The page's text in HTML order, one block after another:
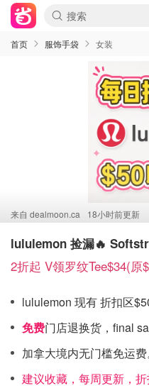
首页 服饰手袋 女装
来自 dealmoon.ca 18小时前更新
lululemon 捡漏🔥
2折起 V领罗纹Tee$34(原
lululemon 现有 折扣区
免费门店退换货，final
加拿大境内无门槛免运费
建议收藏，每周更新，折